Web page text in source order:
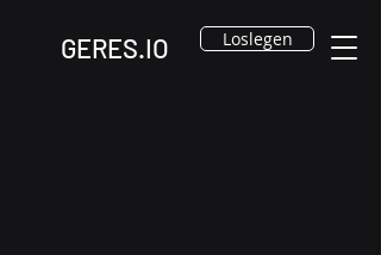
GERES.IO Loslegen